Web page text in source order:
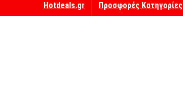
Hotdeals.gr Προσφορές Κατηγορίες